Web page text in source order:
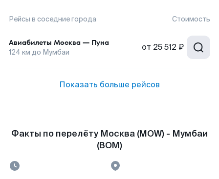
Рейсы в соседние города Стоимость
Авиабилеты Москва — Пуна
124 км до Мумбаи от 25 512 ₽
Показать больше рейсов
Факты по перелёту Москва (MOW) - Мумбаи
(BOM)